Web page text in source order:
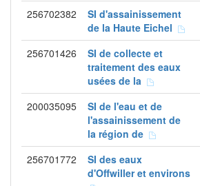
256702382
SI d'assainissement
de la Haute Eichel
256701426
SI de collecte et
traitement des eaux
usées de la
200035095
SI de l'eau et de
l'assainissement de
la région de
256701772
SI des eaux
d'Offwiller et environs